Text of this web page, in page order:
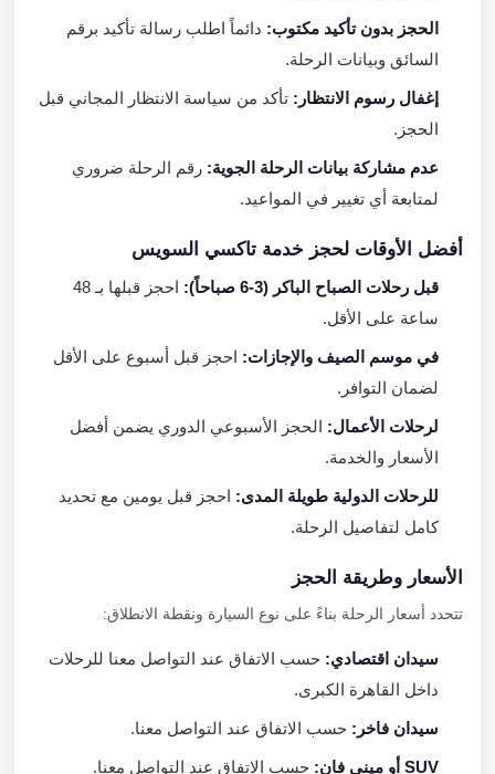
الحجز بدون تأكيد مكتوب:دائماً اطلب رسالة تأكيد برقم
السائق وبيانات الرحلة.
إغفال رسوم الانتظار:تأكد من سياسة الانتظار المجاني قبل
الحجز.
عدم مشاركة بيانات الرحلة الجوية:رقم الرحلة ضروري
لمتابعة أي تغيير في المواعيد.
أفضل الأوقات لحجز خدمة تاكسي السويس
قبل رحلات الصباح الباكر (3-6 صباحاً):
احجز قبلها بـ 48
ساعة على الأقل.
في موسم الصيف والإجازات:احجز قبل أسبوع على الأقل
لضمان التوافر.
لرحلات الأعمال:الحجز الأسبوعي الدوري يضمن أفضل
الأسعار والخدمة.
للرحلات الدولية طويلة المدى:احجز قبل يومين مع تحديد
كامل لتفاصيل الرحلة.
الأسعار وطريقة الحجز
تتحدد أسعار الرحلة بناءً على نوع السيارة ونقطة الانطلاق:
سيدان اقتصادي:حسب الاتفاق عند التواصل معنا للرحلات
داخل القاهرة الكبرى.
سيدان فاخر:حسب الاتفاق عند التواصل معنا.
SUV أو ميني فان: حسب الاتفاق عند التواصل معنا.